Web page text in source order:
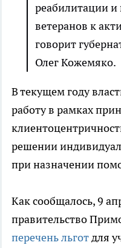
реабилитации
ветеранов к
говорит
Олег Кожемяко.
В текущем году
работу в рамках
решении
при назначении
Как сообщалось, 9
правительство
перечень льготдля